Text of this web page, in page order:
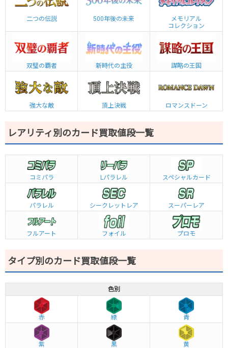
二つの伝説 500年後の未来
メモリアル
コレクション
双璧の覇者 新時代の主役 謀略の王国
強大な敵 頂上決戦 ロマンスドーン
レアリティ別のカード買取値段一覧
コミパラ Lパラレル スペシャルカード
パラレル シークレットレア スーパーレア
フルアート フォイル プロモ
タイプ別のカード買取値段一覧
色別
赤 緑 青
紫 黒
黄